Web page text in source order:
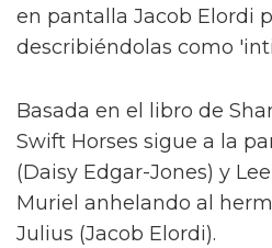
en pantalla Jacob Elordi
describiéndolas como
Basada en el libro de
Swift Horses sigue a la
(Daisy Edgar-Jones) y
Muriel anhelando al
Julius (Jacob Elordi).